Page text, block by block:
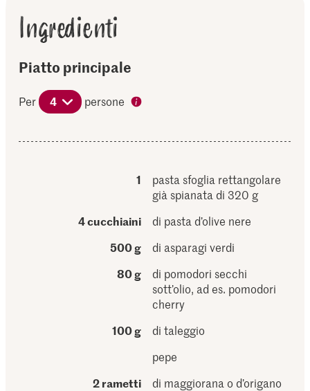
Ingredienti
Piatto principale
Per 4 persone
1
pasta sfoglia rettangolare
già spianata di 320 g
4 cucchiaini
di pasta d’olive nere
500 g
di asparagi verdi
80 g
di pomodori secchi
sott’olio, ad es. pomodori
cherry
100 g
di taleggio
pepe
2 rametti
di maggiorana o d’origano